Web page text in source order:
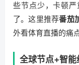
些节点少，卡顿
了。这里推荐番茄
外看体育直播的痛点
全球节点+智